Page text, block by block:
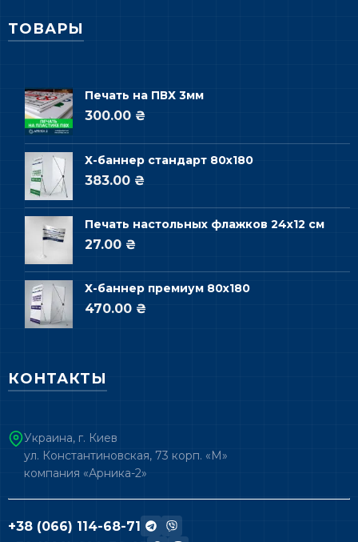
ТОВАРЫ
Печать на ПВХ 3мм
300.00 ₴
Х-баннер стандарт 80х180
383.00 ₴
Печать настольных флажков 24х12 см
27.00 ₴
Х-баннер премиум 80х180
470.00 ₴
КОНТАКТЫ
Украина, г. Киев
ул. Константиновская, 73 корп. «М»
компания «Арника-2»
+38 (066) 114-68-71